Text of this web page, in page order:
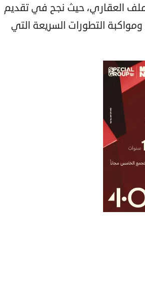
العقاري، حيث نجح في تقديم
التطورات السريعة التي